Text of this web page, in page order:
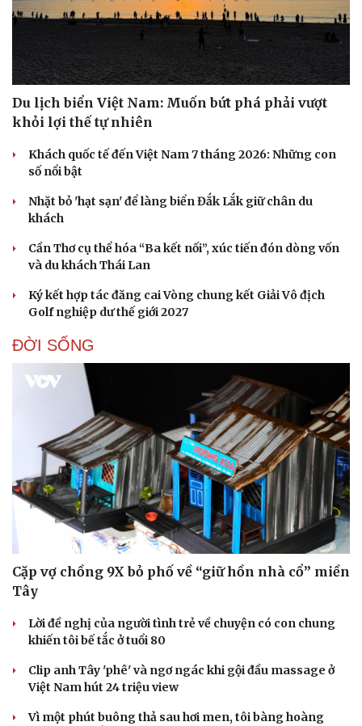
Du lịch
Tư vấn
Săn Tour
Câu chuyện thời sự
Kể chuyện cho bé
Du lịch biển Việt Nam: Muốn bứt phá phải vượt
khỏi lợi thế tự nhiên
Khách quốc tế đến Việt Nam 7 tháng 2026: Những con
số nổi bật
Nhặt bỏ 'hạt sạn' để làng biển Đắk Lắk giữ chân du
khách
Cần Thơ cụ thể hóa “Ba kết nối”, xúc tiến đón dòng vốn
và du khách Thái Lan
Ký kết hợp tác đăng cai Vòng chung kết Giải Vô địch
Golf nghiệp dư thế giới 2027
ĐỜI SỐNG
Cặp vợ chồng 9X bỏ phố về “giữ hồn nhà cổ” miền
Tây
Lời đề nghị của người tình trẻ về chuyện có con chung
khiến tôi bế tắc ở tuổi 80
Clip anh Tây 'phê' và ngơ ngác khi gội đầu massage ở
Việt Nam hút 24 triệu view
Vì một phút buông thả sau hơi men, tôi bàng hoàng